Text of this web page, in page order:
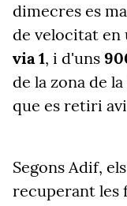
dimecres es
de velocitat en
via 1, i d'uns
de la zona de
que es retiri
Segons Adif,
recuperant les